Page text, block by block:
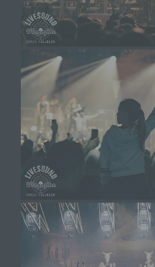
Cookies / SessionStorage /
Die Internetseiten verwenden
Cookies, LocalStorage und
dazu, unser Angebot
sicherer zu machen. Local
SessionStorage ist eine
Browser Daten auf Ihrem
Gerät abspeichert. Cookies sind
über einen Internetbrowser auf
abgelegt und gespeichert
Verwendung von Cookies,
SessionStorage durch
Ihrem Browser verhindern.
Zahlreiche Internetseiten und
Cookies. Viele Cookies
Cookie-ID. Eine Cookie-ID ist
Kennung des Cookies. Sie
Zeichenfolge, durch welche
Server dem konkreten
werden können, in dem das
wurde. Dies ermöglicht es den
Internetseiten und Servern,